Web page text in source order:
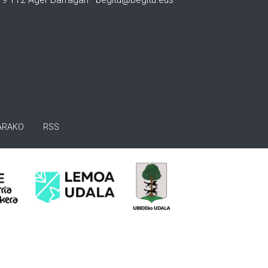
RSS